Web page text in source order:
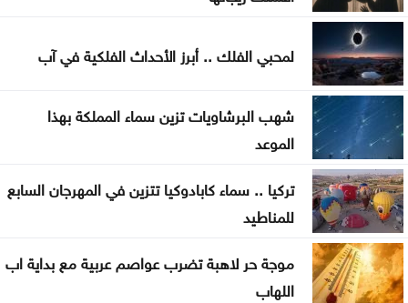
مناطق المملكة
صادرات عمّان الصناعية تكسر حاجز 4 مليارات دينار منذ
بداية العام
سلسلة غارات إسرائيلية على جنوب لبنان تزامنا مع
استمرار مفاوضات روما
الوصاية الهاشمية تحظى بإجماع عربي وإسلامي في
اجتماع عمّان
لمحبي الفلك .. أبرز الأحداث الفلكية في آب
شهب البرشاويات تزين سماء المملكة بهذا
الموعد
تركيا .. سماء كابادوكيا تتزين في المهرجان السابع
للمناطيد
موجة حر لاهبة تضرب عواصم عربية مع بداية اب
اللهاب